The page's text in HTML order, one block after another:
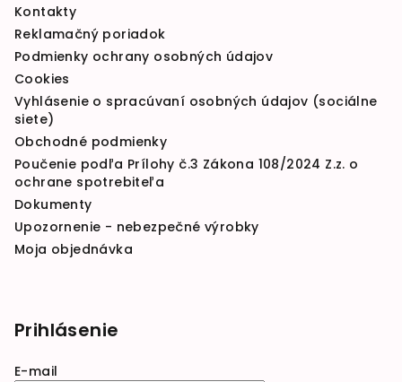
Kontakty
Reklamačný poriadok
Podmienky ochrany osobných údajov
Cookies
Vyhlásenie o spracúvaní osobných údajov (sociálne
siete)
Obchodné podmienky
Poučenie podľa Prílohy č.3 Zákona 108/2024 Z.z. o
ochrane spotrebiteľa
Dokumenty
Upozornenie - nebezpečné výrobky
Moja objednávka
Prihlásenie
E-mail